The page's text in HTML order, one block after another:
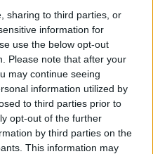
sharing to third parties, or
information for
use the below opt-out
Please note that after your
may continue seeing
information utilized by
to third parties prior to
opt-out of the further
by third parties on the
This information may
és centis szeletekre
papírtörlő
turmixgépbe, és 1
Nem kell
belőle magától.